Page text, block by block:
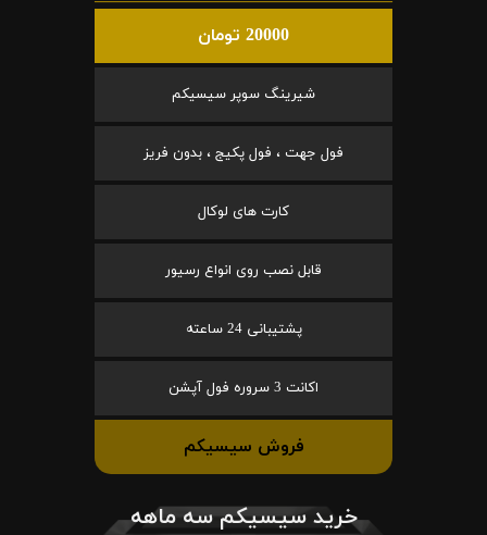
20000 تومان
شیرینگ سوپر سیسیکم
فول جهت ، فول پکیج ، بدون فریز
کارت های لوکال
قابل نصب روی انواع رسیور
پشتیبانی 24 ساعته
اکانت 3 سروره فول آپشن
فروش سیسیکم
خرید سیسیکم سه ماهه